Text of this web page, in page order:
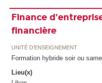
Finance
financière
UNITÉ D’ENSEIGNEMENT
Formation hybride soir ou
Lieu(x)